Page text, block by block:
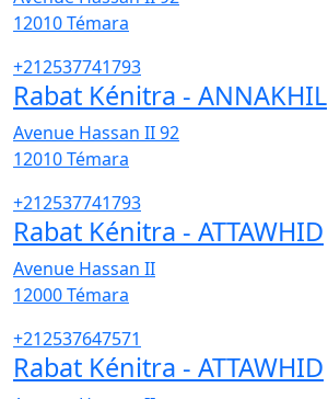
12010Témara
+212537741793
Rabat Kénitra - ANNAKHIL
Avenue Hassan II 92
12010Témara
+212537741793
Rabat Kénitra - ATTAWHID
Avenue Hassan II
12000Témara
+212537647571
Rabat Kénitra - ATTAWHID